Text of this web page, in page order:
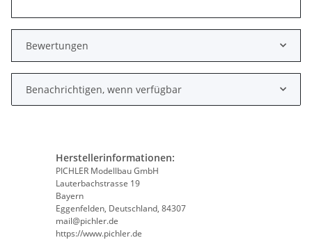
Bewertungen
Benachrichtigen, wenn verfügbar
Herstellerinformationen:
PICHLER Modellbau GmbH
Lauterbachstrasse 19
Bayern
Eggenfelden, Deutschland, 84307
mail@pichler.de
https://www.pichler.de